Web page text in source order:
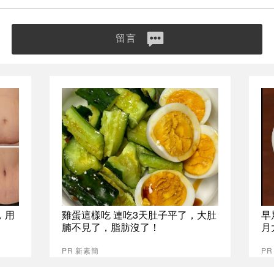
留言
用
雞蛋這樣吃 連吃3天肚子平了，大肚
腩不見了，脂肪沒了！
PR 新素簡
早